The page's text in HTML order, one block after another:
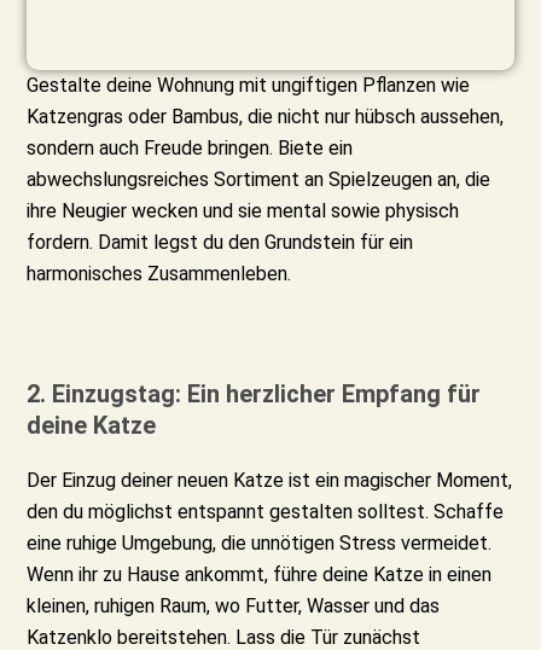
Gestalte deine Wohnung mit ungiftigen Pflanzen wie
Katzengras oder Bambus, die nicht nur hübsch aussehen,
sondern auch Freude bringen. Biete ein
abwechslungsreiches Sortiment an Spielzeugen an, die
ihre Neugier wecken und sie mental sowie physisch
fordern. Damit legst du den Grundstein für ein
harmonisches Zusammenleben.
2. Einzugstag: Ein herzlicher Empfang für
deine Katze
Der Einzug deiner neuen Katze ist ein magischer Moment,
den du möglichst entspannt gestalten solltest. Schaffe
eine ruhige Umgebung, die unnötigen Stress vermeidet.
Wenn ihr zu Hause ankommt, führe deine Katze in einen
kleinen, ruhigen Raum, wo Futter, Wasser und das
Katzenklo bereitstehen. Lass die Tür zunächst